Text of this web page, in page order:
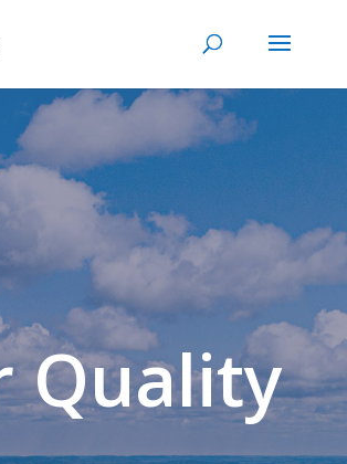
Quality